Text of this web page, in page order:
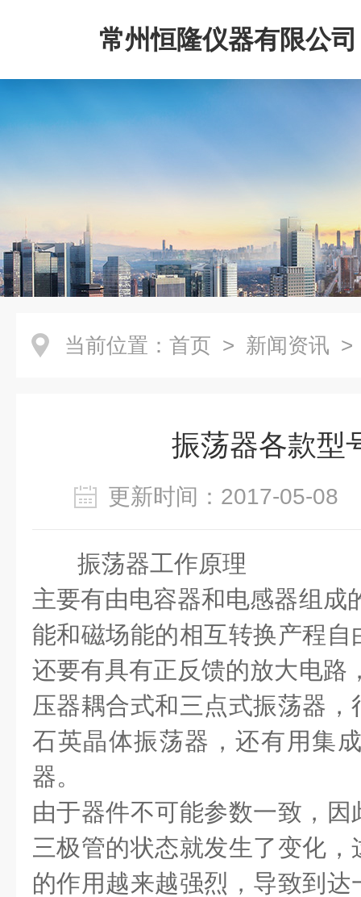
常州恒隆仪器有限公司
当前位置： 首页 > 新闻资讯 >
振荡器各款型
更新时间：2017-05-
振荡器工作原理
主要有由电容器和电感器组成
能和磁场能的相互转换产程
还要有具有正反馈的放大电路
压器耦合式和三点式振荡器
石英晶体振荡器，还有用集
器。
由于器件不可能参数一致，
三极管的状态就发生了变化
的作用越来越强烈，导致到